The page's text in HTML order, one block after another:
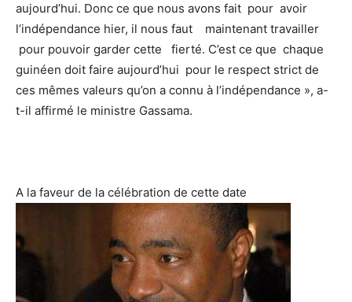
aujourd’hui. Donc ce que nous avons fait pour avoir
l’indépendance hier, il nous faut maintenant travailler
pour pouvoir garder cette fierté. C’est ce que chaque
guinéen doit faire aujourd’hui pour le respect strict de
ces mêmes valeurs qu’on a connu à l’indépendance », a-
t-il affirmé le ministre Gassama.
A la faveur de la célébration de cette date